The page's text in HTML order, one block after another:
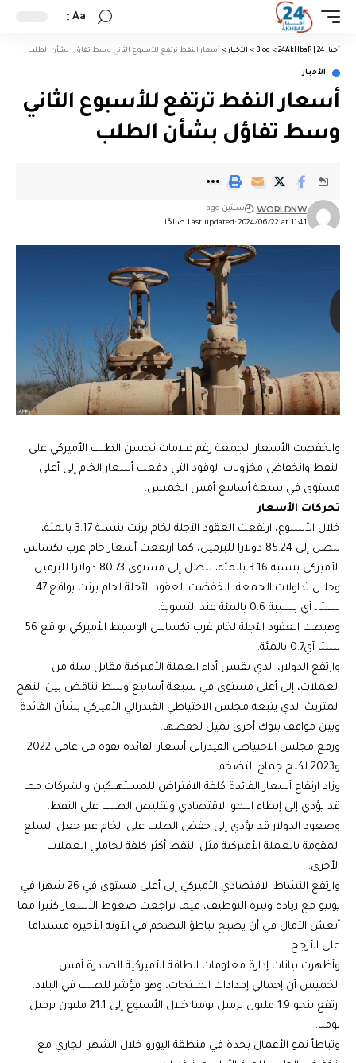
Aa
أخبار 24 | 24AkHbaR >
Blog
> الأخبار > أسعار النفط ترتفع للأسبوع الثاني وسط تفاؤل بشأن الطلب
الأخبار
أسعار النفط ترتفع للأسبوع الثاني
وسط تفاؤل بشأن الطلب
Last updated: 2024/06/22 at 11:41 صباحًا
WORLDNW سنتين ago
وانخفضت الأسعار الجمعة رغم علامات تحسن الطلب الأميركي على
النفط وانخفاض مخزونات الوقود التي دفعت أسعار الخام إلى أعلى
مستوى في سبعة أسابيع أمس الخميس.
تحركات الأسعار
خلال الأسبوع، ارتفعت العقود الآجلة لخام برنت بنسبة 3.17 بالمئة،
لتصل إلى 85.24 دولارا للبرميل، كما ارتفعت أسعار خام غرب تكساس
الأميركي بنسبة 3.16 بالمئة، لتصل إلى مستوى 80.73 دولارا للبرميل.
وخلال تداولات الجمعة، انخفضت العقود الآجلة لخام برنت بواقع 47
سنتا، أي بنسبة 0.6 بالمئة عند التسوية.
وهبطت العقود الآجلة لخام غرب تكساس الوسيط الأميركي بواقع 56
سنتا أي0.7 بالمئة.
وارتفع الدولار، الذي يقيس أداء العملة الأميركية مقابل سلة من
العملات، إلى أعلى مستوى في سبعة أسابيع وسط تناقض بين النهج
المتريث الذي يتبعه مجلس الاحتياطي الفيدرالي الأميركي بشأن الفائدة
وبين مواقف بنوك أخرى تميل لخفضها.
ورفع مجلس الاحتياطي الفيدرالي أسعار الفائدة بقوة في عامي 2022
و2023 لكبح جماح التضخم.
وزاد ارتفاع أسعار الفائدة كلفة الاقتراض للمستهلكين والشركات مما
قد يؤدي إلى إبطاء النمو الاقتصادي وتقليص الطلب على النفط.
وصعود الدولار قد يؤدي إلى خفض الطلب على الخام عبر جعل السلع
المقومة بالعملة الأميركية مثل النفط أكثر كلفة لحاملي العملات
الأخرى.
وارتفع النشاط الاقتصادي الأميركي إلى أعلى مستوى في 26 شهرا في
يونيو مع زيادة وتيرة التوظيف، فيما تراجعت ضغوط الأسعار كثيرا مما
أنعش الآمال في أن يصبح تباطؤ التضخم في الآونة الأخيرة مستداما
على الأرجح.
وأظهرت بيانات إدارة معلومات الطاقة الأميركية الصادرة أمس
الخميس أن إجمالي إمدادات المنتجات، وهو مؤشر للطلب في البلاد،
ارتفع بنحو 1.9 مليون برميل يوميا خلال الأسبوع إلى 21.1 مليون برميل
يوميا.
وتباطأ نمو الأعمال بحدة في منطقة اليورو خلال الشهر الجاري مع